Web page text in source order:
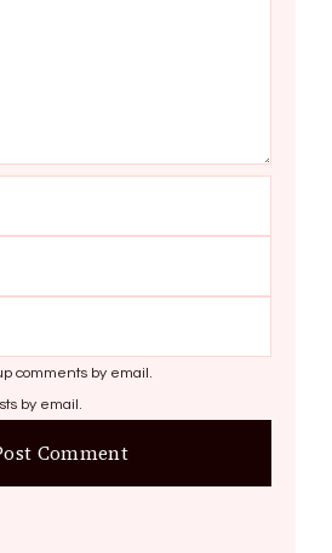
comments by email.
by email.